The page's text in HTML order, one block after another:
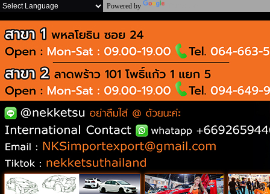
Powered by